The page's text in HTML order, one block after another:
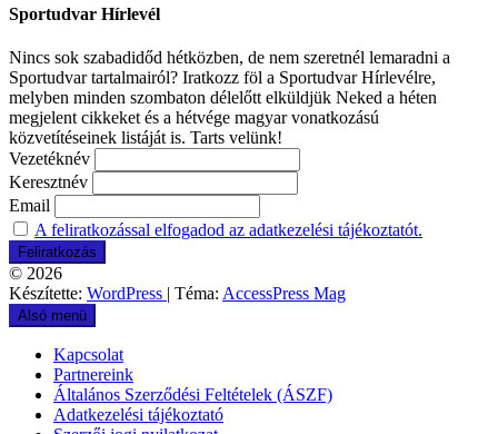
Sportudvar Hírlevél
Nincs sok szabadidőd hétközben, de nem szeretnél lemaradni a
Sportudvar tartalmairól? Iratkozz föl a Sportudvar Hírlevélre,
melyben minden szombaton délelőtt elküldjük Neked a héten
megjelent cikkeket és a hétvége magyar vonatkozású
közvetítéseinek listáját is. Tarts velünk!
Vezetéknév
Keresztnév
Email
A feliratkozással elfogadod az adatkezelési tájékoztatót.
© 2026
Készítette: WordPress | Téma: AccessPress Mag
Alsó menü
Kapcsolat
Partnereink
Általános Szerződési Feltételek (ÁSZF)
Adatkezelési tájékoztató